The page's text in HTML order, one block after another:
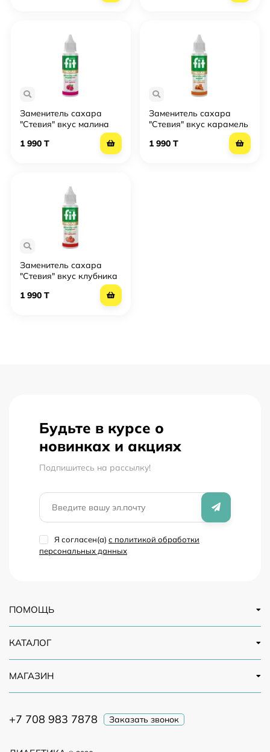
Заменитель сахара
"Стевия" вкус малина
FitParad № 36 жидкий
1 990 T
Заменитель сахара
"Стевия" вкус карамель
FitParad № 32 жидкий
1 990 T
Заменитель сахара
"Стевия" вкус клубника
FitParad № 35 жидкий
1 990 T
Будьте в курсе о
новинках и акциях
Подпишитесь на рассылкy!
Я согласен(a) с политикой обработки
персональных данных
ПОМОЩЬ
КАТАЛОГ
МАГАЗИН
+7 708 983 7878 Заказать звонок